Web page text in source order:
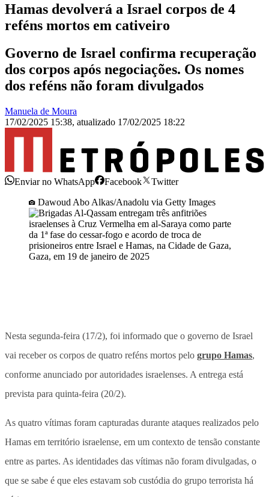
Hamas devolverá a Israel corpos de 4
reféns mortos em cativeiro
Governo de Israel confirma recuperação
dos corpos após negociações. Os nomes
dos reféns não foram divulgados
Manuela de Moura
17/02/2025 15:38, atualizado 17/02/2025 18:22
Enviar no WhatsApp Facebook
Twitter
Dawoud Abo Alkas/Anadolu via Getty Images
Nesta segunda-feira (17/2), foi informado que o governo de Israel
vai receber os corpos de quatro reféns mortos pelo grupo Hamas,
conforme anunciado por autoridades israelenses. A entrega está
prevista para quinta-feira (20/2).
As quatro vítimas foram capturadas durante ataques realizados pelo
Hamas em território israelense, em um contexto de tensão constante
entre as partes. As identidades das vítimas não foram divulgadas, o
que se sabe é que eles estavam sob custódia do grupo terrorista há